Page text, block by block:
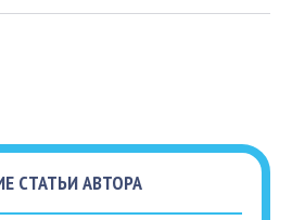
СТАТЬИ АВТОРА